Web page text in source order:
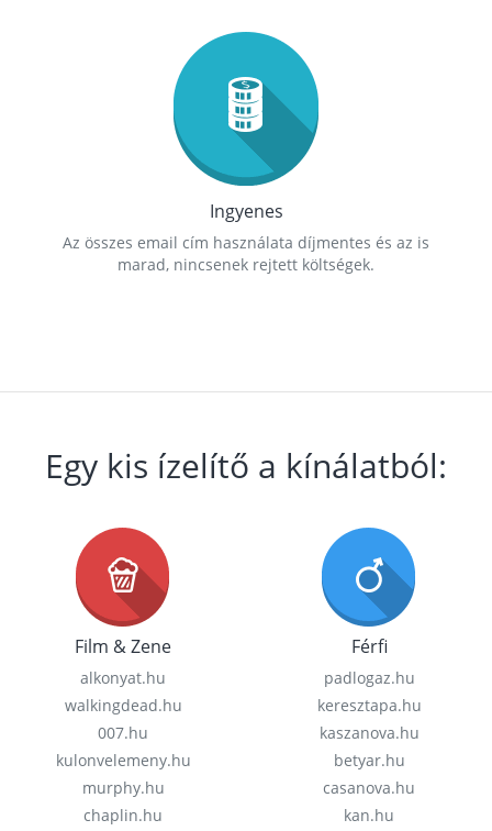
Ingyenes
Az összes email cím használata díjmentes és az is
marad, nincsenek rejtett költségek.
Egy kis ízelítő a kínálatból:
Film & Zene
alkonyat.hu
walkingdead.hu
007.hu
kulonvelemeny.hu
murphy.hu
chaplin.hu
Férfi
padlogaz.hu
keresztapa.hu
kaszanova.hu
betyar.hu
casanova.hu
kan.hu